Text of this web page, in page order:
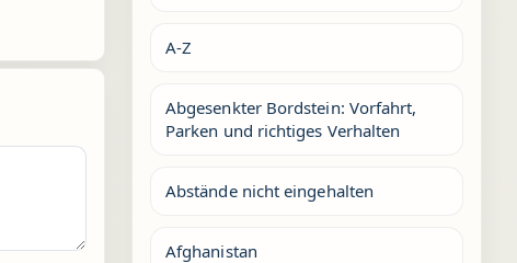
A-Z
Abgesenkter Bordstein: Vorfahrt,
Parken und richtiges Verhalten
Abstände nicht eingehalten
Afghanistan